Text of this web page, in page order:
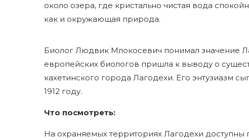
около озера, где кристально чистая вода
как и окружающая природа.
Биолог Людвик Млокосевич понимал значение
европейских биологов пришла к выводу о
кахетинского города Лагодехи. Его энтузиазм
1912 году.
Что посмотреть:
На охраняемых территориях Лагодехи доступны